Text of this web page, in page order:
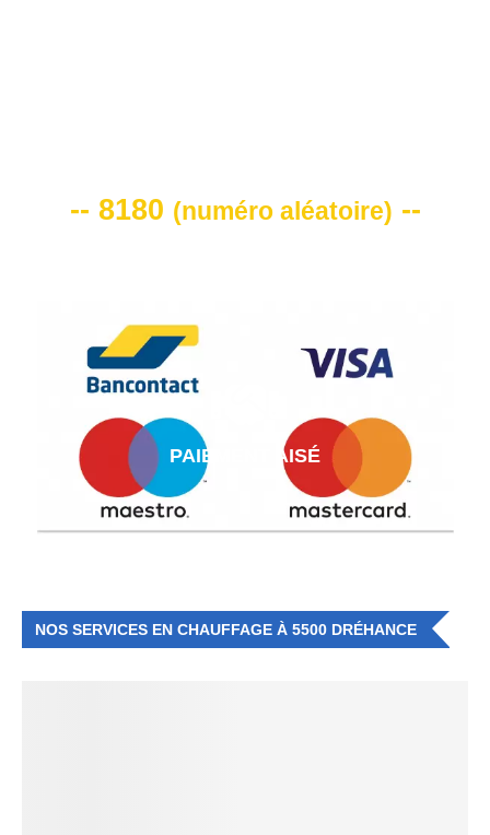
-- 8180 (numéro aléatoire) --
PAIEMENT AISÉ
NOS SERVICES EN CHAUFFAGE À 5500 DRÉHANCE